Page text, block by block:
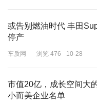
或告别燃油时代 丰田
停产
车质网 浏览 476 10-28
市值20亿，成长空间大
小而美企业名单